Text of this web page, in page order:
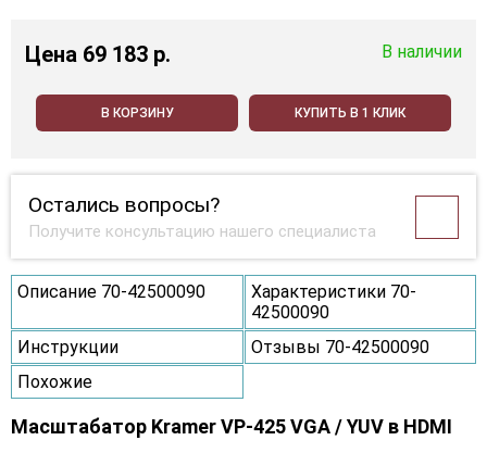
Цена 69 183 p. В наличии
В КОРЗИНУ КУПИТЬ В 1 КЛИК
Остались вопросы?
Получите консультацию нашего специалиста
Описание 70-42500090
Характеристики 70-
42500090
Инструкции
Отзывы 70-42500090
Похожие
Масштабатор Kramer VP-425 VGA / YUV в HDMI